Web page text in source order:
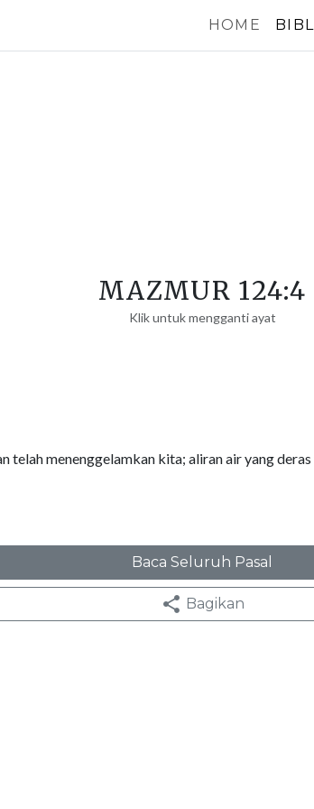
HOME
MAZMUR 124:4
Klik untuk mengganti ayat
telah menenggelamkan kita; aliran air yang
Baca Seluruh Pasal
Bagikan